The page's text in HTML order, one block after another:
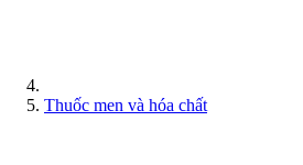
Thuốc men và hóa chất